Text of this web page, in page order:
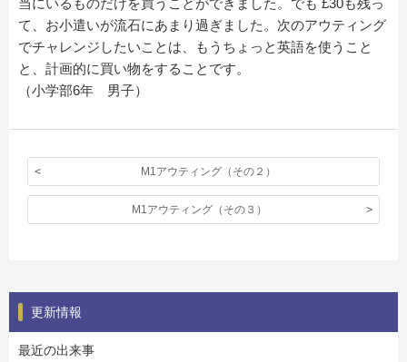
て、お小遣いが流石にあまり過ぎました。次のアウティング
でチャレンジしたいことは、もうちょっと英語を使うこと
と、計画的に買い物をすることです。
（小学部6年 男子）
M1アウティング（その２）
M1アウティング（その３）
更新情報
最近の出来事